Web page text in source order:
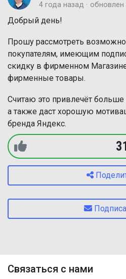
4 года назад обновлен
Добрый день!
Прошу рассмотреть
покупателям, имеющим
скидку в фирменном
фирменные товары.
Считаю это привлечёт больше
а также даст хорошую
бренда Яндекс.
31
Связаться с нами